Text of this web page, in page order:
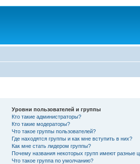
Уровни пользователей и группы
Кто такие администраторы?
Кто такие модераторы?
Что такое группы пользователей?
Где находятся группы и как мне вступить в них?
Как мне стать лидером группы?
Почему названия некоторых групп имеют разные
Что такое группа по умолчанию?